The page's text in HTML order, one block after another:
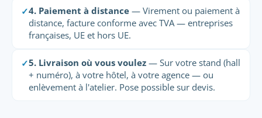
✓4. Paiement à distance — Virement ou paiement à
distance, facture conforme avec TVA — entreprises
françaises, UE et hors UE.
✓5. Livraison où vous voulez — Sur votre stand (hall
+ numéro), à votre hôtel, à votre agence — ou
enlèvement à l'atelier. Pose possible sur devis.